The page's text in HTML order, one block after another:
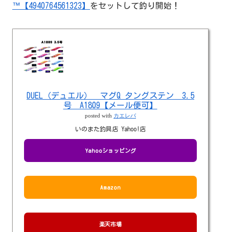
™【4940764561323】 をセットして釣り開始！
DUEL（デュエル） マグQ タングステン 3.5
号 A1809【メール便可】
posted with カエレバ
いのまた釣具店 Yahoo!店
Yahooショッピング
Amazon
楽天市場